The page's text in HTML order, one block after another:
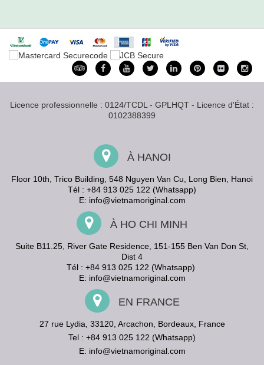
Licence professionnelle : 0124/TCDL - GPLHQT - Licence d'État :
0102388399
À HANOI
Floor 10th, Trico Building, 548 Nguyen Van Cu, Long Bien, Hanoi
Tél : +84 913 025 122 (Whatsapp)
E: info@vietnamoriginal.com
À HO CHI MINH
Suite B11.25, River Gate Residence, 151-155 Ben Van Don St,
Dist 4
Tél : +84 913 025 122 (Whatsapp)
E: info@vietnamoriginal.com
EN FRANCE
27 rue Lydia, 33120, Arcachon, Bordeaux, France
Tel : +84 913 025 122 (Whatsapp)
E: info@vietnamoriginal.com